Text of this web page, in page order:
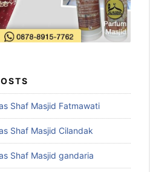
Shaf Masjid Fatmawati
Shaf Masjid Cilandak
Shaf Masjid gandaria